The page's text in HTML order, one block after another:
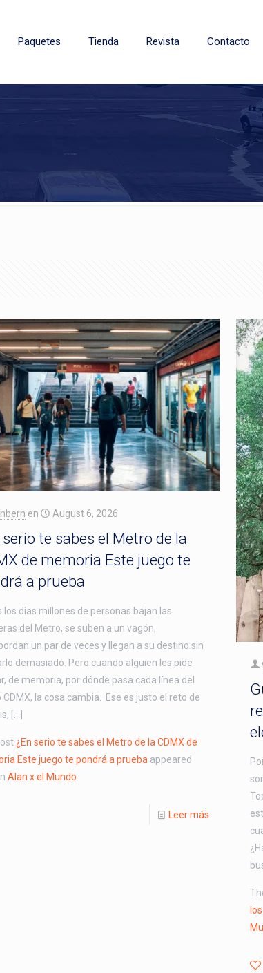
Paquetes Tienda Revista Contacto
en August 6, 2026
serio te sabes el Metro de la
de memoria Este juego te
a prueba
los días millones de personas bajan las
del Metro, se suben a un vagón,
un par de veces y llegan a su destino sin
demasiado. Pero cuando alguien les pide
de memoria, por dónde pasa cada línea del
CDMX, la cosa cambia. Ese es justo el reto de
[…]
¿En serio te sabes el Metro de la CDMX de
Este juego te pondrá a prueba appeared
Alan x el Mundo
Leer más